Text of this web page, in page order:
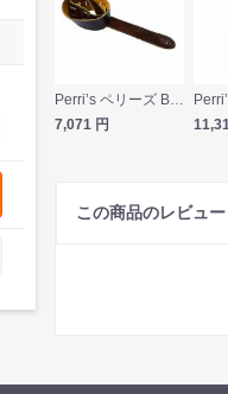
Perri’s ペリーズ BM2-6698 ITALIAN MAHOGANY イタリアンレザー 革製 茶色 ギターストラップ
7,071 円
この商品のレビュー